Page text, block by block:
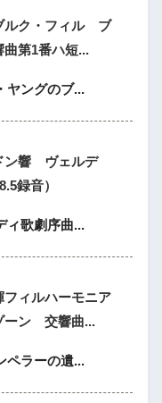
ルク・フィル ブ
第1番ハ短...
ヤングのブ...
ン響 ヴェルデ
録音）
ィ歌劇序曲...
フィルハーモニア
ーン 交響曲...
ペラーの遺...